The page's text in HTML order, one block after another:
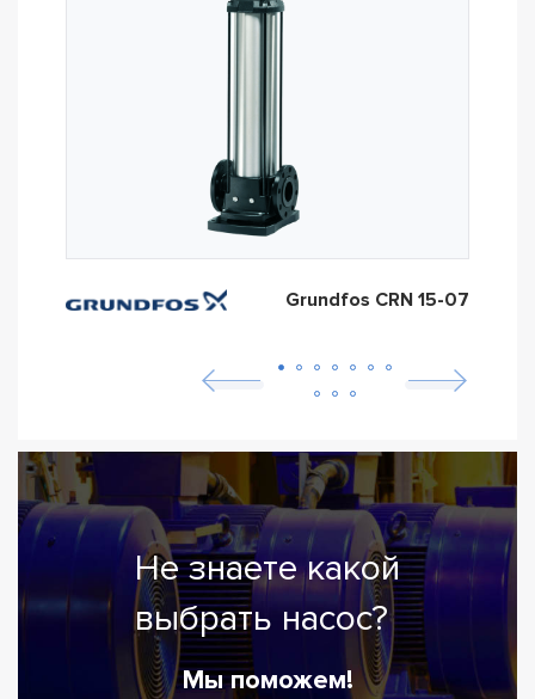
Grundfos CRN 15-07
Не знаете какой
выбрать насос?
Мы поможем!